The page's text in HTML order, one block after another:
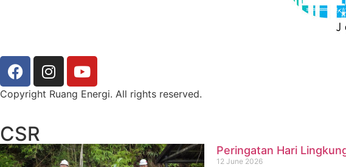
Copyright Ruang Energi. All rights reserved.
CSR
Peringatan Hari
12 June 2026